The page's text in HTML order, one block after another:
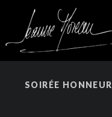
SOIRÉE HONNEUR